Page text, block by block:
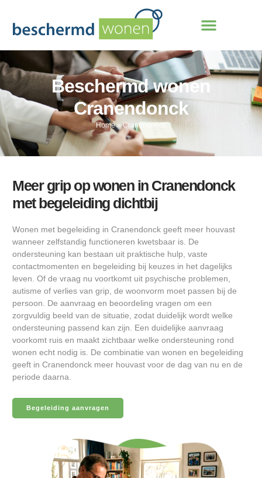
Beschermd wonen
Cranendonck
Home»Cranendonck
Meer grip op wonen in Cranendonck
met begeleiding dichtbij
Wonen met begeleiding in Cranendonck geeft meer houvast
wanneer zelfstandig functioneren kwetsbaar is. De
ondersteuning kan bestaan uit praktische hulp, vaste
contactmomenten en begeleiding bij keuzes in het dagelijks
leven. Of de vraag nu voortkomt uit psychische problemen,
autisme of verlies van grip, de woonvorm moet passen bij de
persoon. De aanvraag en beoordeling vragen om een
zorgvuldig beeld van de situatie, zodat duidelijk wordt welke
ondersteuning passend kan zijn. Een duidelijke aanvraag
voorkomt ruis en maakt zichtbaar welke ondersteuning rond
wonen echt nodig is. De combinatie van wonen en begeleiding
geeft in Cranendonck meer houvast voor de dag van nu en de
periode daarna.
Begeleiding aanvragen